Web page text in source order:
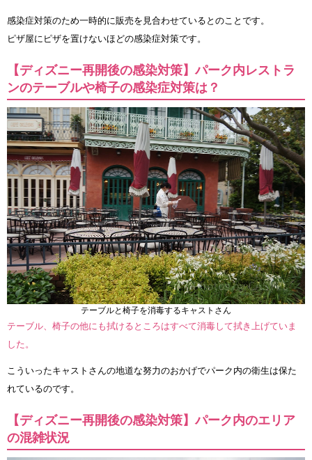
感染症対策のため一時的に販売を見合わせているとのことです。
ピザ屋にピザを置けないほどの感染症対策です。
【ディズニー再開後の感染対策】パーク内レストラ
ンのテーブルや椅子の感染症対策は？
テーブルと椅子を消毒するキャストさん
テーブル、椅子の他にも拭けるところはすべて消毒して拭き上げていま
した。
こういったキャストさんの地道な努力のおかげでパーク内の衛生は保た
れているのです。
【ディズニー再開後の感染対策】パーク内のエリア
の混雑状況